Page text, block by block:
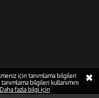
için tanımlama bilgileri
bilgileri kullanımını
Daha fazla bilgi için